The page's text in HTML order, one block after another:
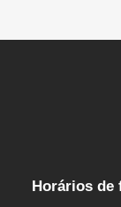
Horários de